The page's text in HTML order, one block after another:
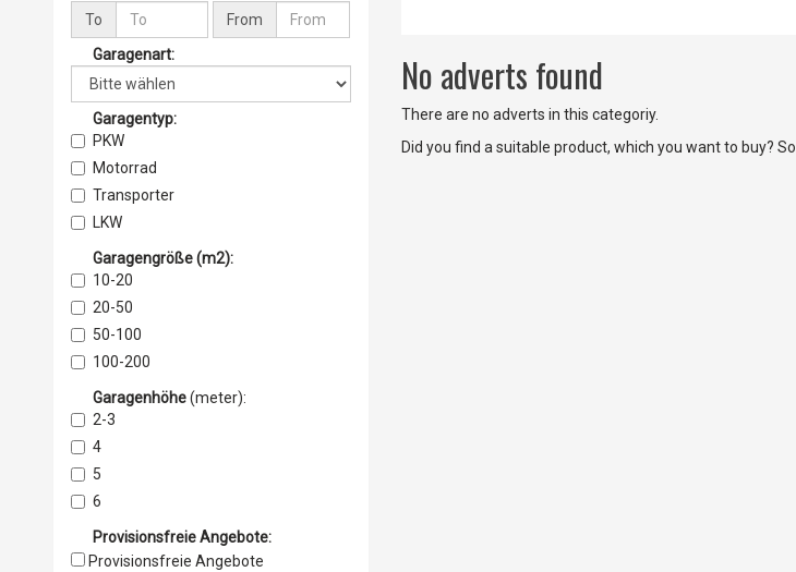
No adverts found
There are no adverts in this categoriy.
Did you find a suitable product, which you want to buy? So
To
From
Garagenart:
Garagentyp:
PKW
Motorrad
Transporter
LKW
Boot
Busse
Baumaschinen
Landmaschinen
sonstige
Garagengröße(m2):
10-20
20-50
50-100
100-200
ab 200
Garagenhöhe (meter):
2-3
4
5
6
7
8
Provisionsfreie Angebote:
Provisionsfreie Angebote